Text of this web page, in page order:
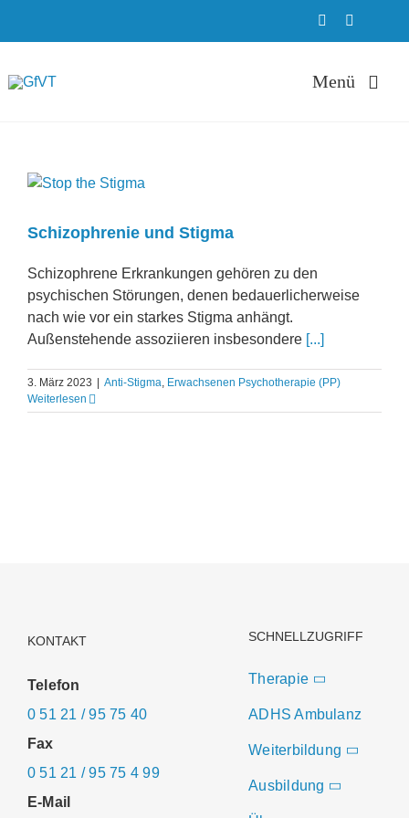
Menü
Weiterbildung
Ausbildung
Schizophrenie und Stigma
Schizophrene Erkrankungen gehören zu den
psychischen Störungen, denen bedauerlicherweise
nach wie vor ein starkes Stigma anhängt.
Außenstehende assoziieren insbesondere [...]
3. März 2023 | Anti-Stigma Erwachsenen Psychotherapie (PP)
Weiterlesen
KONTAKT
Telefon
0 51 21 / 95 75 40
Fax
0 51 21 / 95 75 4 99
E-Mail
SCHNELLZUGRIFF
Therapie
ADHS Ambulanz
Weiterbildung
Ausbildung